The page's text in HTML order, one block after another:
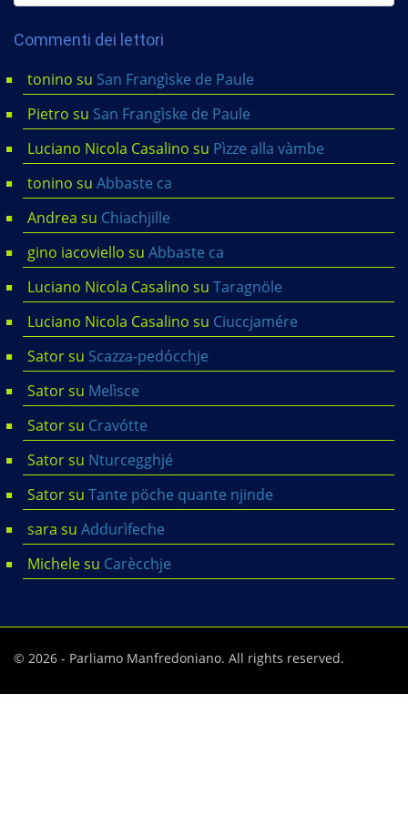
Commenti dei lettori
tonino su San Frangìske de Paule
Pietro su San Frangìske de Paule
Luciano Nicola Casalino su Pìzze alla vàmbe
tonino su Abbaste ca
Andrea su Chiachjille
gino iacoviello su Abbaste ca
Luciano Nicola Casalino su Taragnöle
Luciano Nicola Casalino su Ciuccjamére
Satorsu Scazza-pedócchje
Satorsu Melìsce
Satorsu Cravótte
Satorsu Nturcegghjé
Satorsu Tante pöche quante njinde
sara su Addurìfeche
Michelesu Carècchje
© 2026 - Parliamo Manfredoniano. All rights reserved.